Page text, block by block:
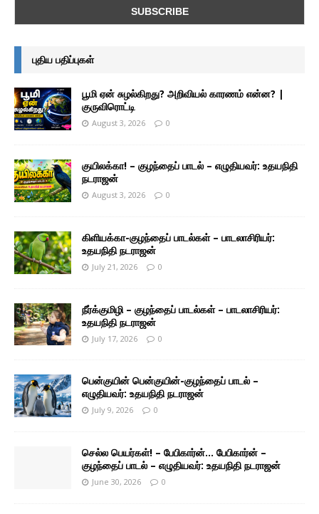
புதிய பதிப்புகள்
பூமி ஏன் சுழல்கிறது? அறிவியல் காரணம் என்ன? |
குருவிரொட்டி
August 3, 2026 0
குயிலக்கா! – குழந்தைப் பாடல் – எழுதியவர்: உதயநிதி
நடராஜன்
August 3, 2026 0
கிளியக்கா-குழந்தைப் பாடல்கள் – பாடலாசிரியர்:
உதயநிதி நடராஜன்
July 21, 2026 0
நீர்க்குமிழி – குழந்தைப் பாடல்கள் – பாடலாசிரியர்:
உதயநிதி நடராஜன்
July 17, 2026 0
பென்குயின் பென்குயின்-குழந்தைப் பாடல் –
எழுதியவர்: உதயநிதி நடராஜன்
July 9, 2026 0
செல்ல பெயர்கள்! – பேபிகார்ன்… பேபிகார்ன் –
குழந்தைப் பாடல் – எழுதியவர்: உதயநிதி நடராஜன்
June 30, 2026 0